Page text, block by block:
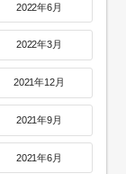
2022年6月
2022年3月
2021年12月
2021年9月
2021年6月